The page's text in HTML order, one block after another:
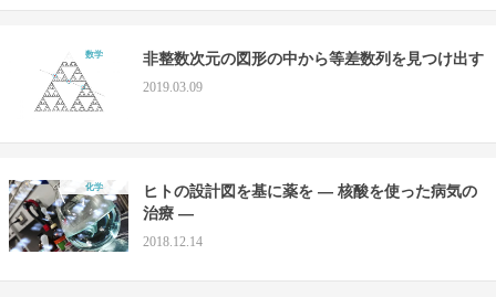
数学 非整数次元の図形の中から等差数列を見つけ出す
2019.03.09
化学
ヒトの設計図を基に薬を — 核酸を使った病気の
治療 —
2018.12.14